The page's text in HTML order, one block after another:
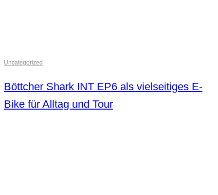
Uncategorized
Böttcher Shark INT EP6 als vielseitiges E-
Bike für Alltag und Tour